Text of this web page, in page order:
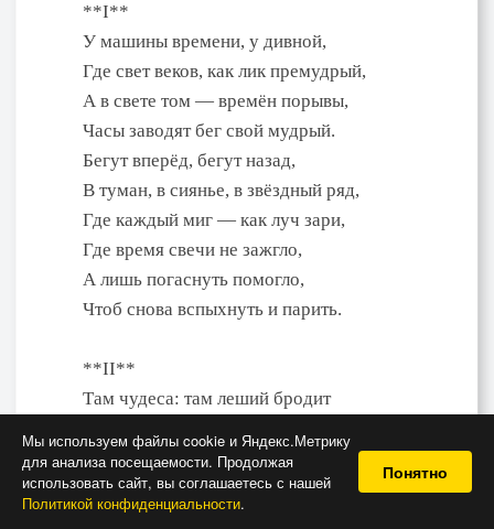
Мы используем файлы cookie и Яндекс.Метрику
для анализа посещаемости. Продолжая
использовать сайт, вы соглашаетесь с нашей
Политикой конфиденциальности.
Понятно
**I**
У машины времени, у дивной,
Где свет веков, как лик премудрый,
А в свете том — времён порывы,
Часы заводят бег свой мудрый.
Бегут вперёд, бегут назад,
В туман, в сиянье, в звёздный ряд,
Где каждый миг — как луч зари,
Где время свечи не зажгло,
А лишь погаснуть помогло,
Чтоб снова вспыхнуть и парить.
**II**
Там чудеса: там леший бродит
Русалка на ветвях не сходит —
Сидит на проводах, а там…
Там на неведомых дорожках